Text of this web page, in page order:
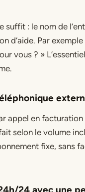
: le nom de
d’aide. Par
vous ? »
appel en facturation
selon le volume
fixe, sans